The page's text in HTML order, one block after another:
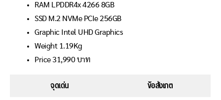
RAM LPDDR4x 4266 8GB
SSD M.2 NVMe PCIe 256GB
Graphic Intel UHD Graphics
Weight 1.19Kg
Price 31,990 บาท
จุดเด่น
ข้อสังเกต